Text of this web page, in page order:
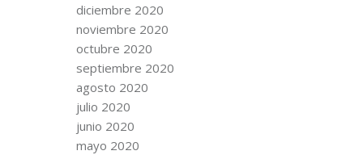
diciembre 2020
noviembre 2020
octubre 2020
septiembre 2020
agosto 2020
julio 2020
junio 2020
mayo 2020